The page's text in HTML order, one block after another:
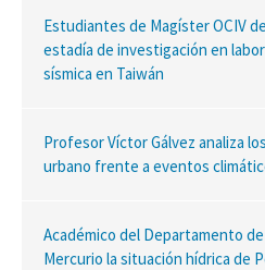
Estudiantes de Magíster OCIV
estadía de investigación en
sísmica en Taiwán
Profesor Víctor Gálvez analiza
urbano frente a eventos
Académico del Departamento
Mercurio la situación hídrica de